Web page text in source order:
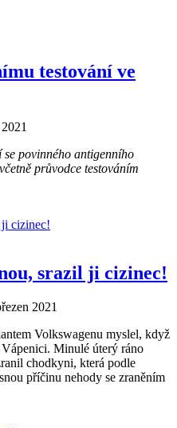
testování ve
povinného antigenního
průvodce testováním
srazil ji cizinec!
2021
Volkswagenu myslel, když
Minulé úterý ráno
chodkyni, která podle
příčinu nehody se zraněním